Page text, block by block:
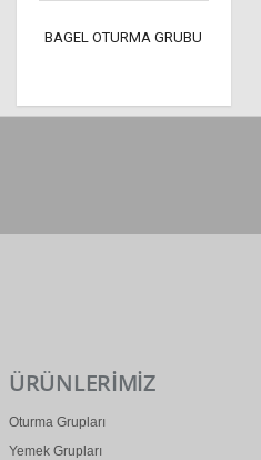
BAGEL OTURMA GRUBU
ÜRÜNLERİMİZ
Oturma Grupları
Yemek Grupları